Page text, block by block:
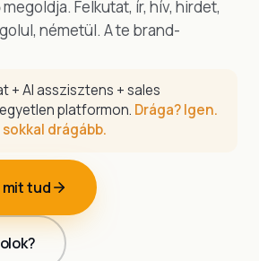
Felkutat, ír, hív, hirdet,
németül. A te brand-
+ AI asszisztens + sales
platformon. Drága? Igen.
drágább.
tud